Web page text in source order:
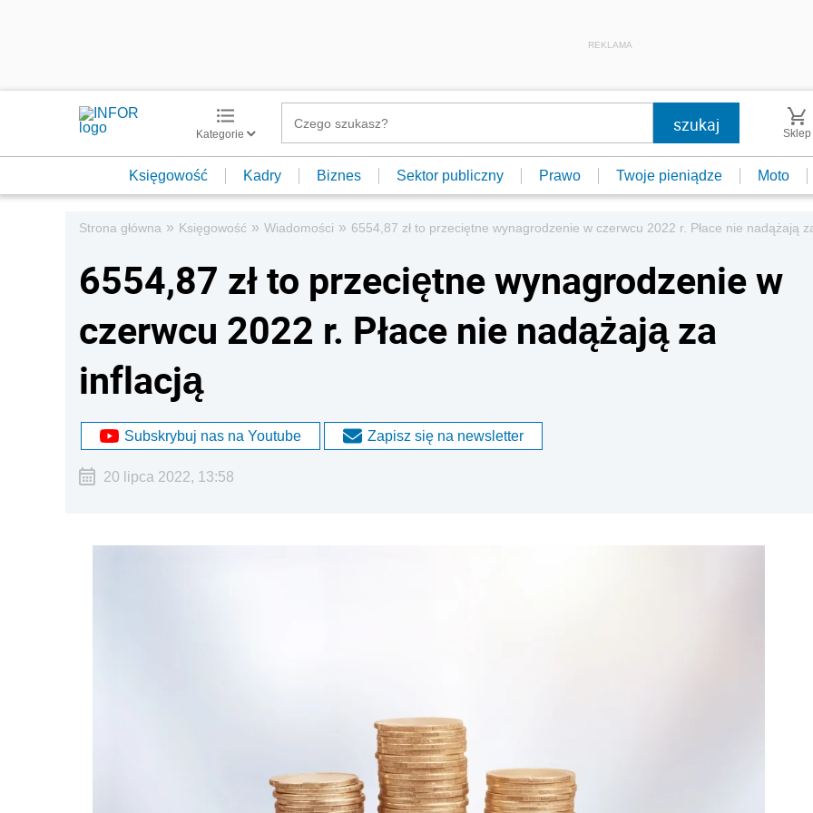
REKLAMA
Kategorie Sklep
Księgowość Kadry Biznes Sektor publiczny Prawo Twoje pieniądze Moto
Strona główna » Księgowość » Wiadomości » 6554,87 zł to przeciętne wynagrodzenie w czerwcu 2022 r. Płace nie nadążają
6554,87 zł to przeciętne wynagrodzenie w
czerwcu 2022 r. Płace nie nadążają za
inflacją
Subskrybuj nas na Youtube Zapisz się na newsletter
20 lipca 2022, 13:58